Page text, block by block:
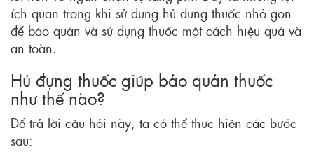
ích quan trọng khi sử dụng hủ đựng thuốc nhỏ gọn
để bảo quản và sử dụng thuốc một cách hiệu quả và
an toàn.
Hủ đựng thuốc giúp bảo quản thuốc
như thế nào?
Để trả lời câu hỏi này, ta có thể thực hiện các bước
sau: